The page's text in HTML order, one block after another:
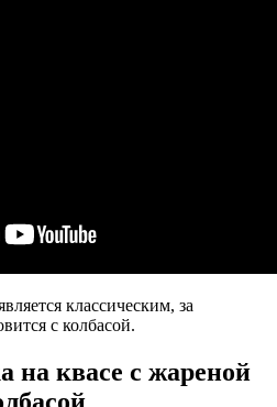
классическим, за
с колбасой.
на квасе с жареной